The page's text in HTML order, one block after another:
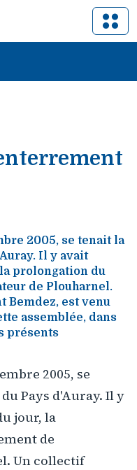
2005, se tenait la
Il y avait
prolongation du
de Plouharnel.
Bemdez, est venu
assemblée, dans
présents
2005, se
Pays d'Auray. Il y
jour, la
de
Un collectif